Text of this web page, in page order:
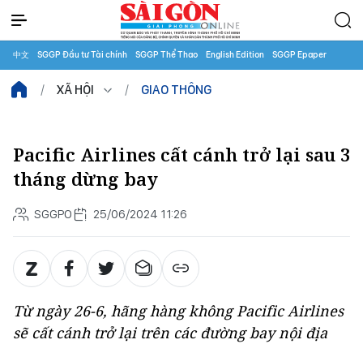
中文 SGGP Đầu tư Tài chính SGGP Thể Thao English Edition SGGP Epaper
XÃ HỘI GIAO THÔNG
Pacific Airlines cất cánh trở lại sau 3
tháng dừng bay
SGGPO 25/06/2024 11:26
Từ ngày 26-6, hãng hàng không Pacific Airlines
sẽ cất cánh trở lại trên các đường bay nội địa